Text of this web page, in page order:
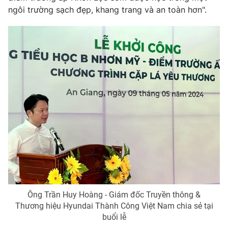
ngôi trường sạch đẹp, khang trang và an toàn hơn".
Ông Trần Huy Hoàng - Giám đốc Truyền thông &
Thương hiệu Hyundai Thành Công Việt Nam chia sẻ tại
buổi lễ